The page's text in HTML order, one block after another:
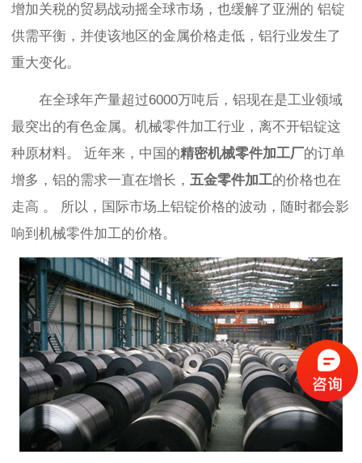
增加关税的贸易战动摇全球市场，也缓解了亚洲的 铝锭
供需平衡，并使该地区的金属价格走低，铝行业发生了
重大变化。
在全球年产量超过6000万吨后，铝现在是工业领域
最突出的有色金属。 机械零件加工行业，离不开铝锭这
种原材料。
近年来， 中国的精密机械零件加工厂的订单
增多， 铝的需求一直在增长， 五金零件加工的价格也在
走高 。
所以，国际市场上铝锭价格的波动，随时都会影
响到机械零件加工的价格。